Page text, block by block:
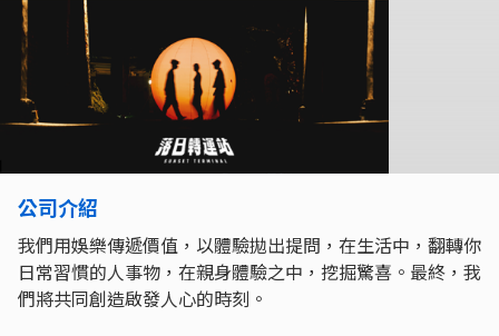
公司介紹
我們用娛樂傳遞價值，以體驗拋出提問，在生活中，翻轉你
日常習慣的人事物，在親身體驗之中，挖掘驚喜。最終，我
們將共同創造啟發人心的時刻。